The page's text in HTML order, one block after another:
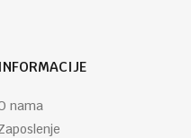
INFORMACIJE
nama